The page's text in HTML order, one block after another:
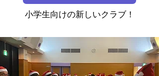
小学生向けの新しいクラブ！